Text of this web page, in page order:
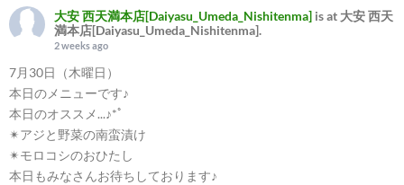
大安 西天満本店[Daiyasu_Umeda_Nishitenma] is at 大安 西天
満本店[Daiyasu_Umeda_Nishitenma].
2 weeks ago
7月30日（木曜日）
本日のメニューです♪
本日のオススメ...♪*ﾟ
✴︎アジと野菜の南蛮漬け
✴︎モロコシのおひたし
本日もみなさんお待ちしております♪